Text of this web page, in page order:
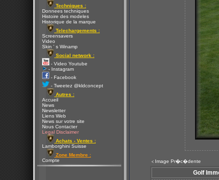
Techniques :
Donnees techniques
Histoire des modeles
Historique de la marque
Telechargements :
Screensavers
Video
Skin ' s Winamp
Social network :
- Video Youtube
- Instagram
- Facebook
- Tweetez @kldconcept
Autres :
Accueil
News
Newsletter
Liens Web
News sur votre site
Nous Contacter
Legal Disclaimer
Achats - Ventes :
Lamborghini Suisse
Zone Membre :
Compte
< Image Pr�c�dente
Golf